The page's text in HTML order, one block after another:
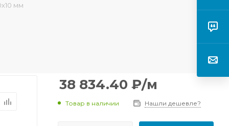
мм
38 834.40 ₽/м
Товар в наличии Нашли дешевле?